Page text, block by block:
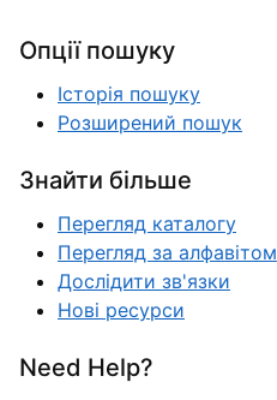
Опції пошуку
Історія пошуку
Розширений пошук
Знайти більше
Перегляд каталогу
Перегляд за алфавітом
Дослідити зв'язки
Нові ресурси
Need Help?